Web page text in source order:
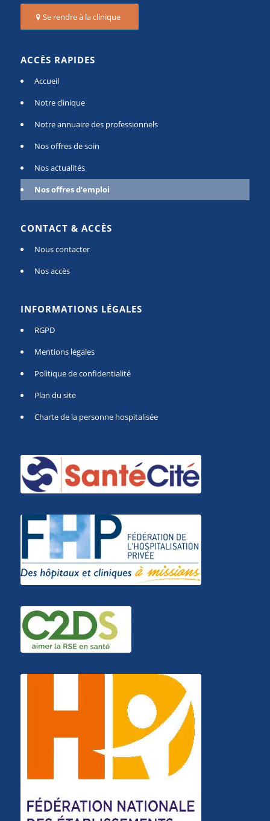
Se rendre à la clinique
ACCÈS RAPIDES
Accueil
Notre clinique
Notre annuaire des professionnels
Nos offres de soin
Nos actualités
Nos offres d’emploi
CONTACT & ACCÈS
Nous contacter
Nos accès
INFORMATIONS LÉGALES
RGPD
Mentions légales
Politique de confidentialité
Plan du site
Charte de la personne hospitalisée